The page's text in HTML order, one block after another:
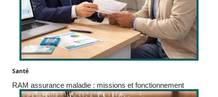
Santé
RAM assurance maladie : missions et fonctionnement